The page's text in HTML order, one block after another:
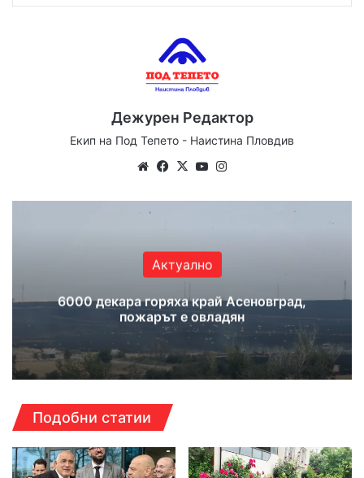
Дежурен Редактор
Екип на Под Тепето - Наистина Пловдив
WebsiteFacebook
X YouTube
Актуално
6000 декара горяха край Асеновград,
пожарът е овладян
Подобни статии